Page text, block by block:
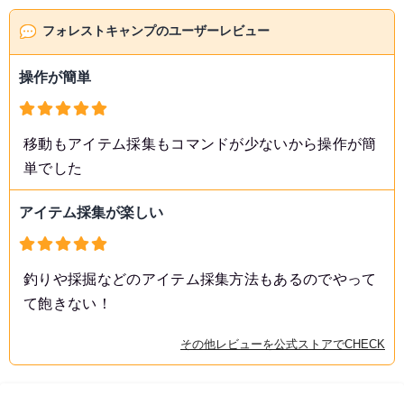
フォレストキャンプのユーザーレビュー
操作が簡単
移動もアイテム採集もコマンドが少ないから操作が簡
単でした
アイテム採集が楽しい
釣りや採掘などのアイテム採集方法もあるのでやって
て飽きない！
その他レビューを公式ストアでCHECK